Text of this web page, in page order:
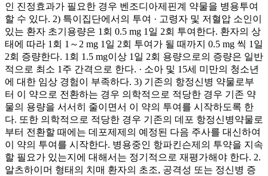
인 진정효과가 필요한 경우 벤조디아제핀계 약물을 병용투여
할 수 있다. 2) 특이집단에서의 투여 · 고령자 및 저혈압 소인이
있는 환자 초기용량은 1회 0.5 mg 1일 2회 투여한다. 환자의 상
태에 따라 1회 1～2 mg 1일 2회 투여가 될 때까지 0.5 mg 씩 1일
2회 증량한다. 1회 1.5 mg이상 1일 2회 용량으로의 증량은 일반
적으로 최소 1주 간격으로 한다. · 소아 및 15세 미만의 청소년
에 대한 임상 경험이 부족하다. 3) 기존의 항정신병 약물로부
터 이 약으로 전환하는 경우 의학적으로 적당한 경우 기존 약
물의 용량을 서서히 줄이면서 이 약의 투여를 시작하도록 한
다. 또한 의학적으로 적당한 경우 기존의 데포 항정신병약물로
부터 전환할 때에는 데포제제의 예정된 다음 주사를 대신하여
이 약의 투여를 시작한다. 병용중인 항파킨슨제의 투약을 지속
할 필요가 있는지에 대해서는 정기적으로 재평가해야 한다. 2.
알츠하이머 형태의 치매 환자의 초조, 공격성 또는 정신병 증